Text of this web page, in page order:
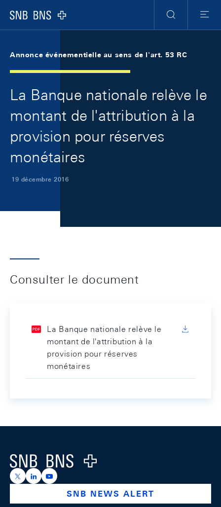
Logo
RechercheMenu
Annonce événementielle au sens de l'art. 53 RC
La Banque nationale relève le
montant de l'attribution à la
provision pour réserves
monétaires
19 décembre 2016
Consulter le document
La Banque nationale relève le
montant de l'attribution à la
provision pour réserves
monétaires
Logo
https://x.com/snb_bns
https://ch.linkedin.com/company/swiss-national-
https://www.youtube.com/@swissnationalbank
SNB NEWS ALERT